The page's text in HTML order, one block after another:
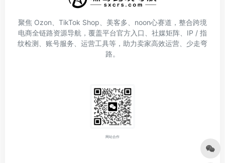
聚焦 Ozon、TikTok Shop、美客多、noon心赛道，整合跨境
电商全链路资源导航，覆盖平台官方入口、社媒矩阵、IP / 指
纹检测、账号服务、运营工具等，助力卖家高效运营、少走弯
路。
网站合作